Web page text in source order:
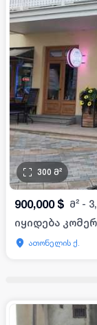
300 მ²
900,000 $ მ² -
იყიდება
ათონელის ქ.